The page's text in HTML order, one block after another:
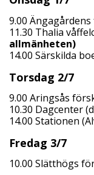
9.00
11.30 Thalia
allmänheten)
14.00 Särskilda
Torsdag 2/7
9.00 Aringsås
10.30 Dagcenter
14.00 Stationen
Fredag 3/7
10.00 Slätthögs